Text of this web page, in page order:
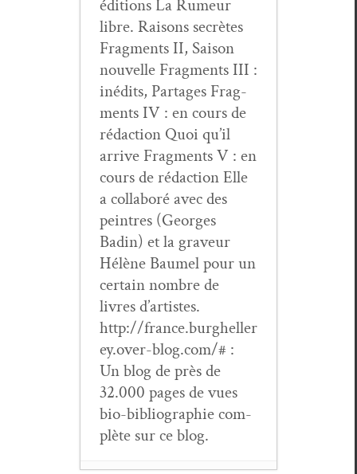
édi­tions La Rumeur
libre. Raisons secrètes
Frag­ments II, Sai­son
nou­velle Frag­ments III :
inédits, Partages Frag­
ments IV : en cours de
rédac­tion Quoi qu’il
arrive Frag­ments V : en
cours de rédac­tion Elle
a col­laboré avec des
pein­tres (Georges
Badin) et la graveur
Hélène Baumel pour un
cer­tain nom­bre de
livres d’artistes.
http://france.burgheller
ey.over-blog.com/# :
Un blog de près de
32.000 pages de vues
bio-bib­li­ogra­phie com­
plète sur ce blog.